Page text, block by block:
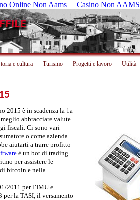
Online Non Aams Casino Non AAMS
e cultura Turismo Progetti e lavoro Utilità
2015 è in scadenza la 1a
abbracciare valute
fiscali. Ci sono vari
o come azienda.
aiutarti a trarre profitto
è un bot di trading
per assistere le
bitcoin e nella
2011 per l’IMU e
per la TASI, il versamento